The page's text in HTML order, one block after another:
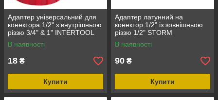
Адаптер універсальний для
конектора 1/2" з внутрішньою
різзю 3/4" & 1" INTERTOOL
GE-1011
В наявності
18 ₴
Купити
Адаптер латунний на
конектор 1/2" із зовнішньою
різзю 1/2" STORM
INTERTOOL GE-1201
В наявності
90 ₴
Купити